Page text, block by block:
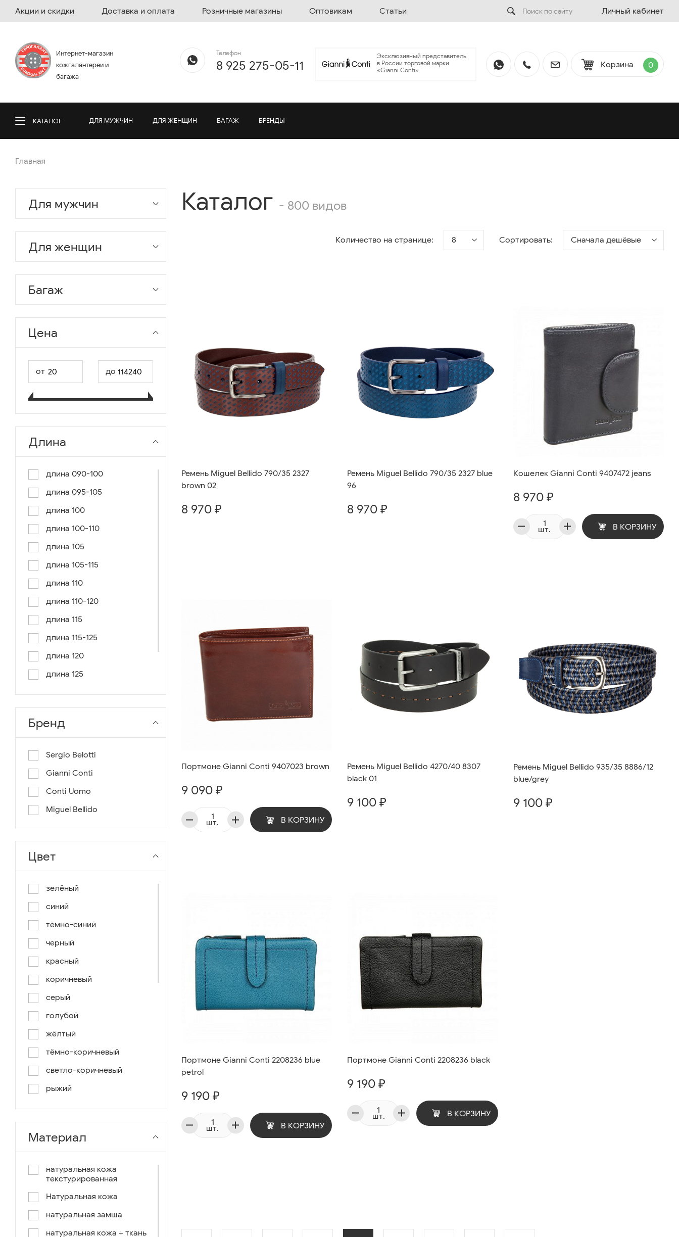
Акции и скидки Доставка и оплата Розничные магазины Оптовикам Статьи Личный кабинет
Интернет-магазин
кожгалантереи и
багажа
Телефон
8 925 275-05-11
Эксклюзивный представитель
в России торговой марки
«Gianni Conti»
Корзина 0
КАТАЛОГ ДЛЯ МУЖЧИН ДЛЯ ЖЕНЩИН БАГАЖ БРЕНДЫ
Главная
Для мужчин
Для женщин
Багаж
Цена
от до
Длина
длина 090-100
длина 095-105
длина 100
длина 100-110
длина 105
длина 105-115
длина 110
длина 110-120
длина 115
длина 115-125
длина 120
длина 125
длина 130
длина 135
Бренд
Sergio Belotti
Gianni Conti
Conti Uomo
Miguel Bellido
Цвет
зелёный
синий
тёмно-синий
черный
красный
коричневый
серый
голубой
жёлтый
тёмно-коричневый
светло-коричневый
рыжий
серо-коричневый
светло-голубой
чёрный-коричневый
комбинированный
коричнево-зеленый
коричневый-синий
коричневый/светло-
Материал
натуральная кожа
текстурированная
Натуральная кожа
натуральная замша
натуральная кожа + ткань
Каталог - 800 видов
Количество на странице: 8 Сортировать: Сначала дешёвые
Ремень Miguel Bellido 790/35 2327
brown 02
8 970 ₽
Ремень Miguel Bellido 790/35 2327 blue
96
8 970 ₽
Кошелек Gianni Conti 9407472 jeans
8 970 ₽
шт. В КОРЗИНУ
Портмоне Gianni Conti 9407023 brown
9 090 ₽
шт. В КОРЗИНУ
Ремень Miguel Bellido 4270/40 8307
black 01
9 100 ₽
Ремень Miguel Bellido 935/35 8886/12
blue/grey
9 100 ₽
Портмоне Gianni Conti 2208236 blue
petrol
9 190 ₽
шт. В КОРЗИНУ
Портмоне Gianni Conti 2208236 black
9 190 ₽
шт. В КОРЗИНУ